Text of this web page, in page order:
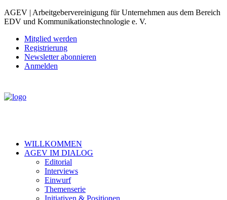
AGEV | Arbeitgebervereinigung für Unternehmen aus dem Bereich
EDV und Kommunikationstechnologie e. V.
Mitglied werden
Registrierung
Newsletter abonnieren
Anmelden
WILLKOMMEN
AGEV IM DIALOG
Editorial
Interviews
Einwurf
Themenserie
Initiativen & Positionen